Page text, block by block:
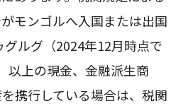
モンゴルへ入国または出国
ルグ（2024年12月時点で
以上の現金、金融派生商
携行している場合は、税関